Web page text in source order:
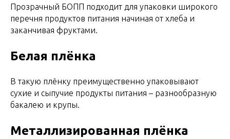
Прозрачный БОПП подходит для упаковки широкого
перечня продуктов питания начиная от хлеба и
заканчивая фруктами.
Белая плёнка
В такую плёнку преимущественно упаковывают
сухие и сыпучие продукты питания – разнообразную
бакалею и крупы.
Металлизированная плёнка